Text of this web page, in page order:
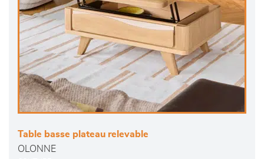
Table basse plateau relevable
OLONNE